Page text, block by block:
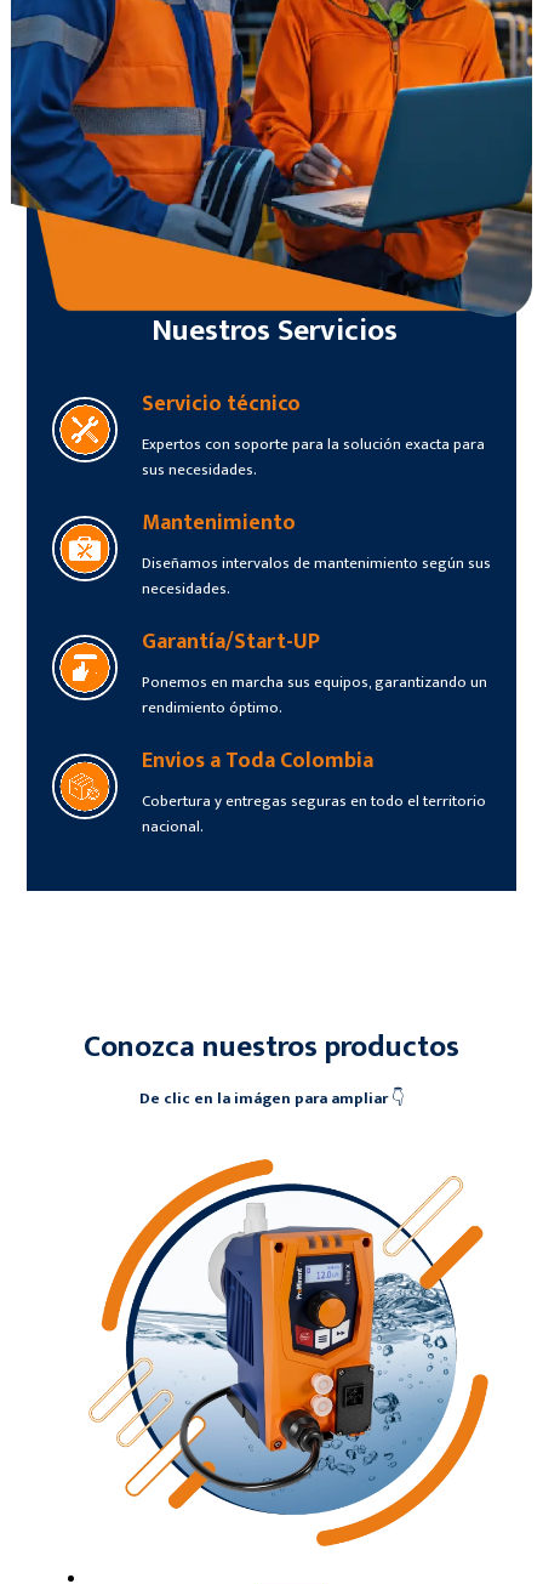
Nuestros Servicios
Servicio técnico
Expertos con soporte para la solución exacta para
sus necesidades.
Mantenimiento
Diseñamos intervalos de mantenimiento según sus
necesidades.
Garantía/Start-UP
Ponemos en marcha sus equipos, garantizando un
rendimiento óptimo.
Envios a Toda Colombia
Cobertura y entregas seguras en todo el territorio
nacional.
Conozca nuestros productos
De clic en la imágen para ampliar👇